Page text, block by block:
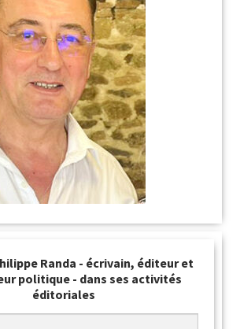
Randa - écrivain, éditeur et
politique - dans ses activités
éditoriales